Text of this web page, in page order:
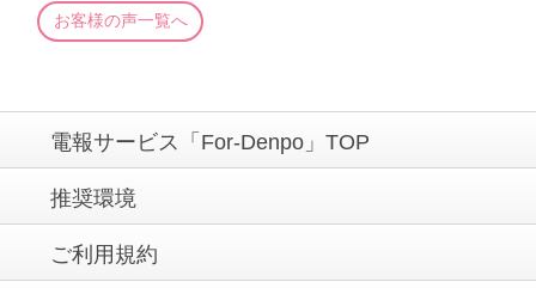
お客様の声一覧へ
電報サービス「For-Denpo」TOP
推奨環境
ご利用規約